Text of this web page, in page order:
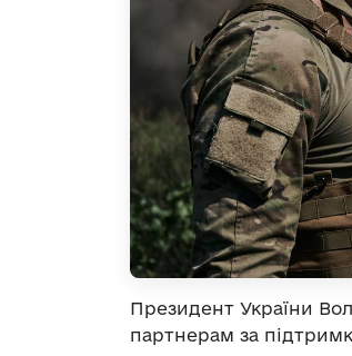
Президент України
партнерам за